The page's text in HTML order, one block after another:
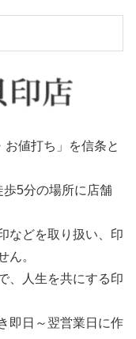
値打ち」を信条と
5分の場所に店舗
などを取り扱い、印
ん。
、人生を共にする印
即日～翌営業日に作